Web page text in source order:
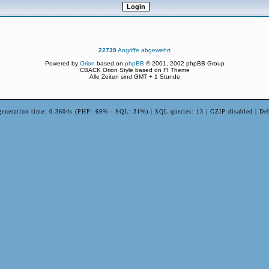
22739Angriffe abgewehrt
Powered by Orion based on phpBB © 2001, 2002 phpBB Group
CBACK Orion Style based on FI Theme
Alle Zeiten sind GMT + 1 Stunde
time: 0.3604s (PHP: 69% - SQL: 31%) | SQL queries: 13 | GZIP disabled |